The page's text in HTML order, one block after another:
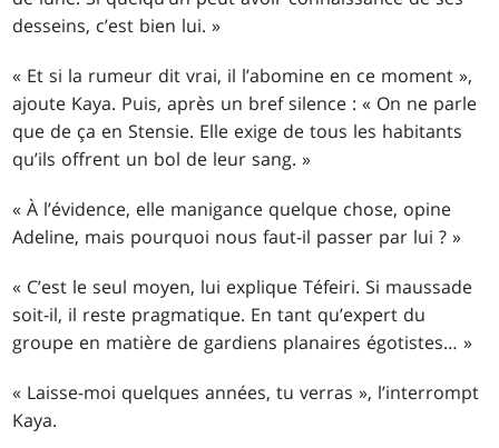
desseins, c’est bien lui. »
« Et si la rumeur dit vrai, il l’abomine en ce moment »,
ajoute Kaya. Puis, après un bref silence : « On ne parle
que de ça en Stensie. Elle exige de tous les habitants
qu’ils offrent un bol de leur sang. »
« À l’évidence, elle manigance quelque chose, opine
Adeline, mais pourquoi nous faut-il passer par lui ? »
« C’est le seul moyen, lui explique Téfeiri. Si maussade
soit-il, il reste pragmatique. En tant qu’expert du
groupe en matière de gardiens planaires égotistes… »
« Laisse-moi quelques années, tu verras », l’interrompt
Kaya.